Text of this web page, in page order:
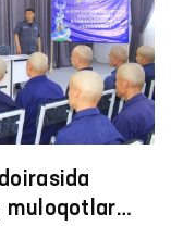
muloqotlar